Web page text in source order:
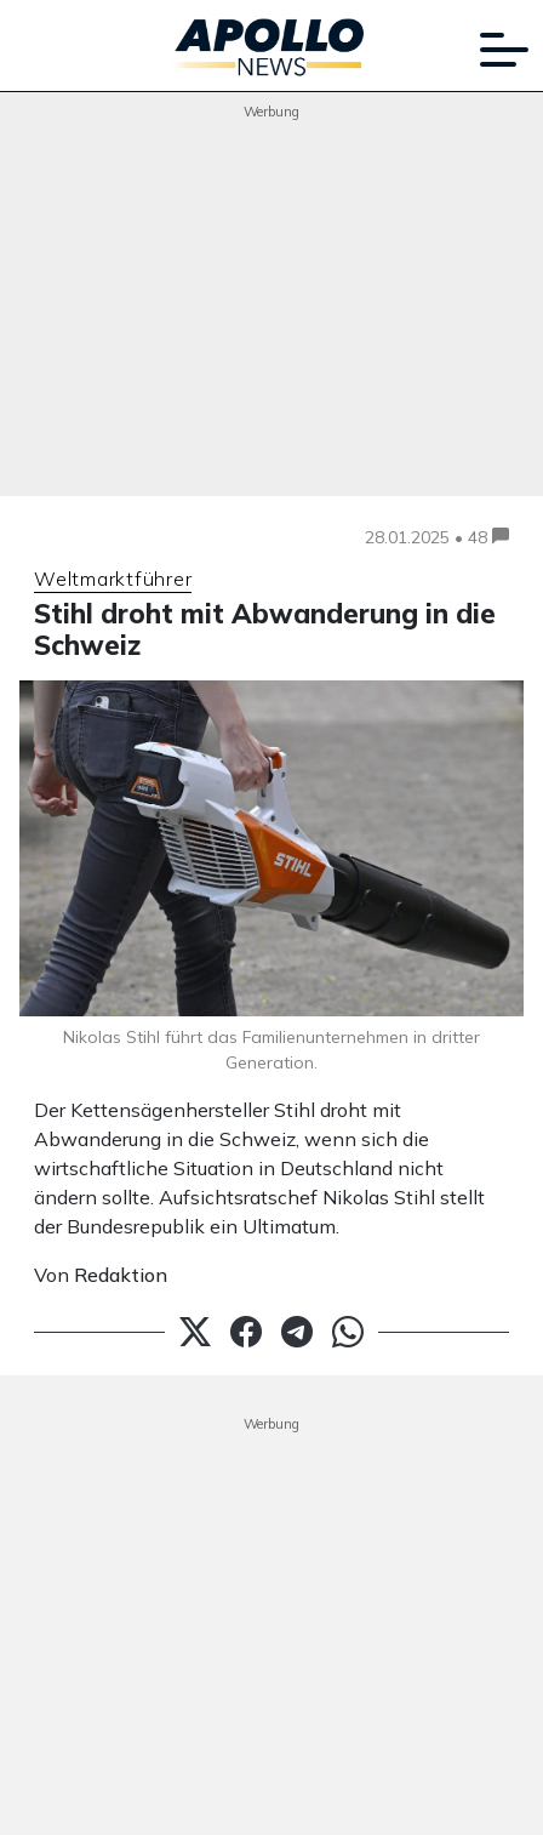
Werbung
28.01.2025 • 48
Weltmarktführer
Stihl droht mit Abwanderung in die
Schweiz
Der Kettensägenhersteller Stihl droht mit
Abwanderung in die Schweiz, wenn sich die
wirtschaftliche Situation in Deutschland nicht
ändern sollte. Aufsichtsratschef Nikolas Stihl stellt
der Bundesrepublik ein Ultimatum.
Von Redaktion
Nikolas Stihl führt das Familienunternehmen in dritter
Generation.
Werbung